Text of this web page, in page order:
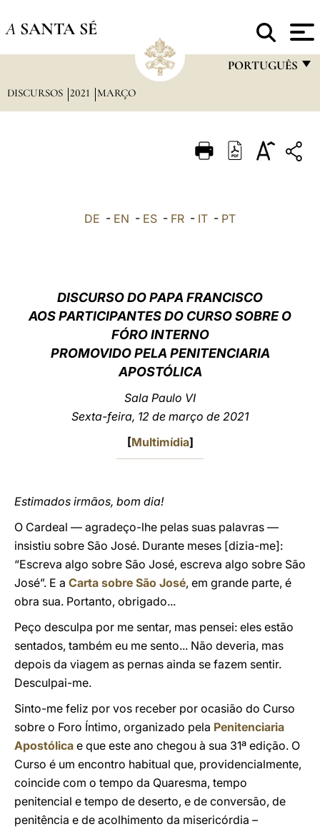
A SANTA SÉ
PORTUGUÊS
ITALIANO
中文
DISCURSOS 2021 MARÇO
DE - EN - ES - FR - IT - PT
DISCURSO DO PAPA FRANCISCO
AOS PARTICIPANTES DO CURSO SOBRE O
FÓRO INTERNO
PROMOVIDO PELA PENITENCIARIA
APOSTÓLICA
Sala Paulo VI
Sexta-feira, 12 de março de 2021
[Multimídia]
Estimados irmãos, bom dia!
O Cardeal — agradeço-lhe pelas suas palavras —
insistiu sobre São José. Durante meses [dizia-me]:
“Escreva algo sobre São José, escreva algo sobre São
José”. E a Carta sobre São José, em grande parte, é
obra sua. Portanto, obrigado...
Peço desculpa por me sentar, mas pensei: eles estão
sentados, também eu me sento... Não deveria, mas
depois da viagem as pernas ainda se fazem sentir.
Desculpai-me.
Sinto-me feliz por vos receber por ocasião do Curso
sobre o Foro Íntimo, organizado pela Penitenciaria
Apostólica e que este ano chegou à sua 31ª edição. O
Curso é um encontro habitual que, providencialmente,
coincide com o tempo da Quaresma, tempo
penitencial e tempo de deserto, e de conversão, de
penitência e de acolhimento da misericórdia –